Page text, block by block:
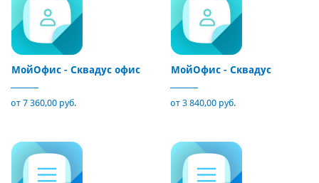
МойОфис - Сквадус офис
от 7 360,00 руб.
МойОфис - Сквадус
от 3 840,00 руб.